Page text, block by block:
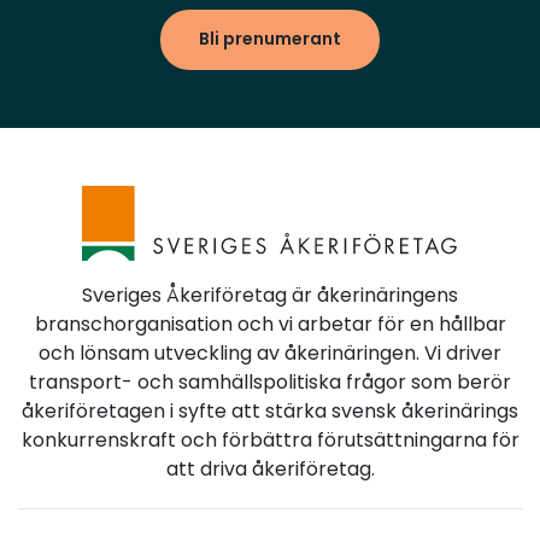
Bli prenumerant
Sveriges Åkeriföretag är åkerinäringens
branschorganisation och vi arbetar för en hållbar
och lönsam utveckling av åkerinäringen. Vi driver
transport- och samhällspolitiska frågor som berör
åkeriföretagen i syfte att stärka svensk åkerinärings
konkurrenskraft och förbättra förutsättningarna för
att driva åkeriföretag.